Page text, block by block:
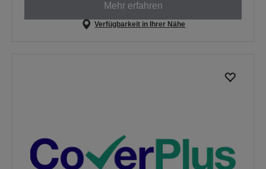
Mehr erfahren
Verfügbarkeit in Ihrer Nähe